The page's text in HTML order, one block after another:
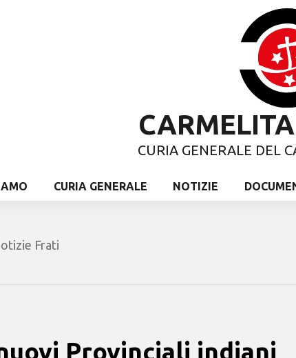
CURIA GENERALE DEL
CURIA GENERALE NOTIZIE
Frati
Provinciali indiani